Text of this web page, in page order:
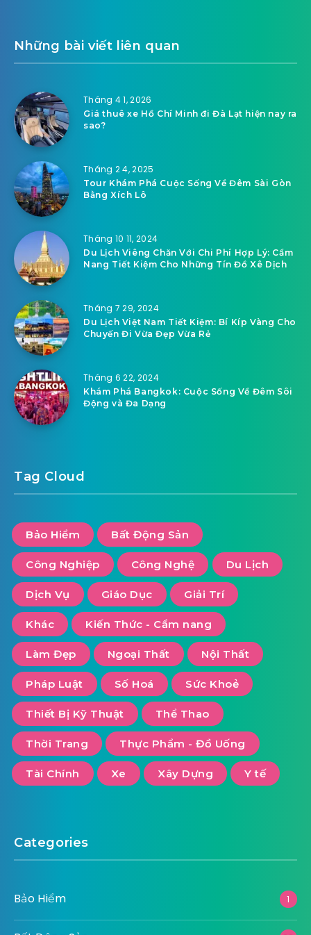
Những bài viết liên quan
Tháng 4 1, 2026
Giá thuê xe Hồ Chí Minh đi Đà Lạt hiện nay ra
sao?
Tháng 2 4, 2025
Tour Khám Phá Cuộc Sống Về Đêm Sài Gòn
Bằng Xích Lô
Tháng 10 11, 2024
Du Lịch Viêng Chăn Với Chi Phí Hợp Lý: Cẩm
Nang Tiết Kiệm Cho Những Tín Đồ Xê Dịch
Tháng 7 29, 2024
Du Lịch Việt Nam Tiết Kiệm: Bí Kíp Vàng Cho
Chuyến Đi Vừa Đẹp Vừa Rẻ
Tháng 6 22, 2024
Khám Phá Bangkok: Cuộc Sống Về Đêm Sôi
Động và Đa Dạng
Tag Cloud
Bảo Hiểm Bất Động Sản
Công Nghiệp Công Nghệ Du Lịch
Dịch Vụ Giáo Dục Giải Trí
Khác Kiến Thức - Cẩm nang
Làm Đẹp Ngoại Thất Nội Thất
Pháp Luật Số Hoá Sức Khoẻ
Thiết Bị Kỹ Thuật Thể Thao
Thời Trang Thực Phẩm - Đồ Uống
Tài Chính Xe Xây Dựng Y tế
Categories
Bảo Hiểm 1